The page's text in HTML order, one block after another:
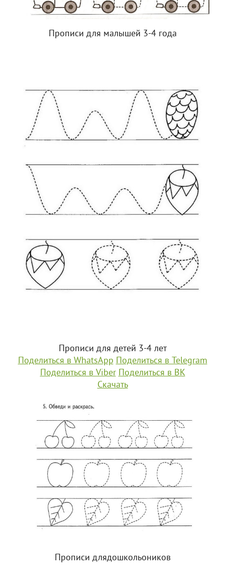
Прописи для малышей 3-4 года
Прописи для детей 3-4 лет
Поделиться в WhatsApp Поделиться в Telegram
Поделиться в Viber Поделиться в ВК
Скачать
Прописи длядошкольоников